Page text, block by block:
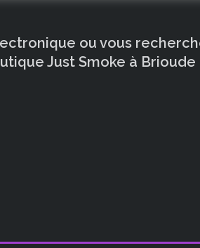
ou vous
Just Smoke à Brioude